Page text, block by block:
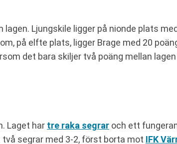
Ljungskile ligger på nionde plats
på elfte plats, ligger Brage med 20
det bara skiljer två poäng mellan
Laget har tre raka segrar och ett
segrar med 3-2, först borta mot IFK